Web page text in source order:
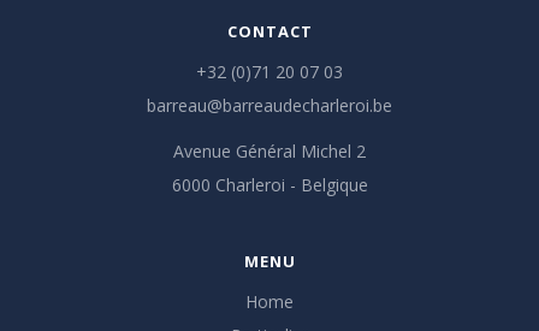
CONTACT
+32 (0)71 20 07 03
barreau@barreaudecharleroi.be
Avenue Général Michel 2
6000 Charleroi - Belgique
MENU
Home